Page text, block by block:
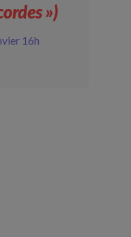
»)
16h